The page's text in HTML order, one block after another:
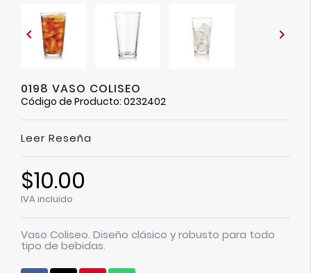
 
0198 VASO COLISEO
Código de Producto: 0232402
Leer Reseña
$10.00
IVA incluido
Vaso Coliseo. Diseño clásico y robusto para todo
tipo de bebidas.